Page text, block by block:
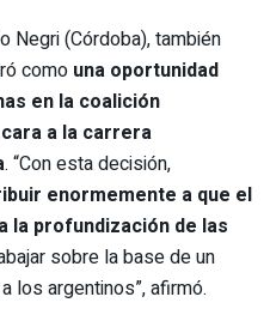
Negri (Córdoba), también
como una oportunidad
en la coalición
a la carrera
. “Con esta decisión,
enormemente a que el
la profundización de las
sobre la base de un
los argentinos”, afirmó.